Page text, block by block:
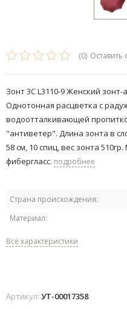
(0) Оставить
Зонт 3C L3110-9 Женский
Однотонная расцветка с
водоотталкивающей
"антиветер". Длина зонта в
58 см, 10 спиц, вес зонта
фибергласс. подробнее
Страна происхождения:
Материал:
Все характеристики
Артикул: УТ-00017358